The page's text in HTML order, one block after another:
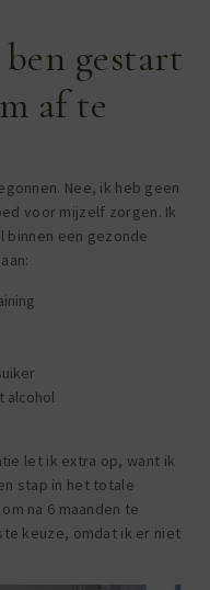
gestart
af te
Nee, ik heb geen
voor mijzelf zorgen. Ik
binnen een gezonde
alcohol
let ik extra op, want ik
stap in het totale
na 6 maanden te
keuze, omdat ik er niet